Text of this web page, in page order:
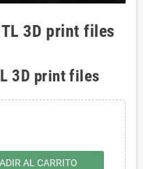
3D print files
3D print files
AL CARRITO